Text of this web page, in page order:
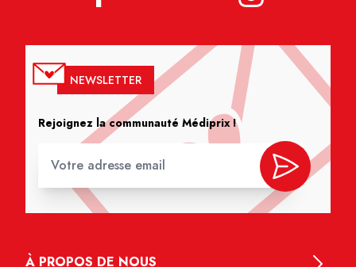
NEWSLETTER
Rejoignez la communauté Médiprix !
À PROPOS DE NOUS